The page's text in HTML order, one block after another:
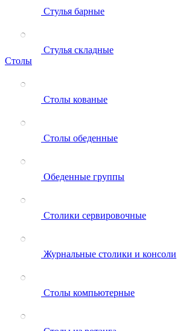
Стулья барные
Стулья складные
Столы
Столы кованые
Столы обеденные
Обеденные группы
Столики сервировочные
Журнальные столики и консоли
Столы компьютерные